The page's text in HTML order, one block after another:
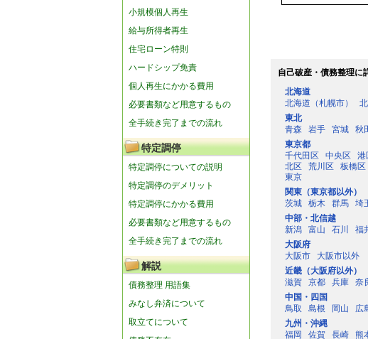
小規模個人再生
給与所得者再生
住宅ローン特則
ハードシップ免責
個人再生にかかる費用
必要書類など用意するもの
全手続き完了までの流れ
特定調停
特定調停についての説明
特定調停のデメリット
特定調停にかかる費用
必要書類など用意するもの
全手続き完了までの流れ
解説
債務整理 用語集
みなし弁済について
取立てについて
自己破産・債務整理に
北海道
北海道（札幌市）
東北
青森
岩手 宮城 秋
東京都
千代田区
中央区 港
北区
荒川区 板橋区
東京
関東（東京都以外）
茨城
栃木 群馬 埼
中部・北信越
新潟
富山 石川 福
大阪府
大阪市
大阪市以外
近畿（大阪府以外）
滋賀
京都 兵庫 奈
中国・四国
鳥取
島根 岡山 広
九州・沖縄
福岡
佐賀 長崎 熊